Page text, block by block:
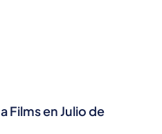
Films en Julio de